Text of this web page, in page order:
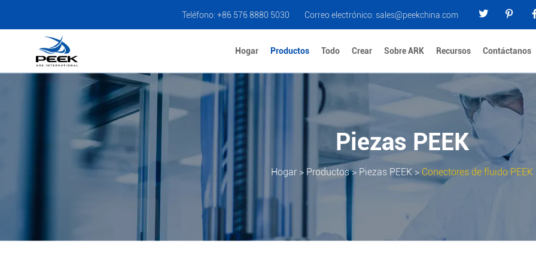
Teléfono: +86 576 8880 5030 Correo electrónico: sales@peekchina.com
Hogar Productos Todo Crear Sobre ARK Recursos Contáctanos
Piezas PEEK
Hogar > Productos> Piezas PEEK > Conectores de fluido PEEK